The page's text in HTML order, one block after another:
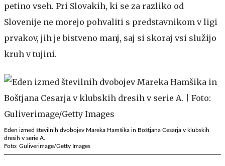
petino vseh. Pri Slovakih, ki se za razliko od
Slovenije ne morejo pohvaliti s predstavnikom v ligi
prvakov, jih je bistveno manj, saj si skoraj vsi služijo
kruh v tujini.
Eden izmed številnih dvobojev Mareka Hamšika in Boštjana Cesarja v klubskih
dresih v serie A.
Foto: Guliverimage/Getty Images